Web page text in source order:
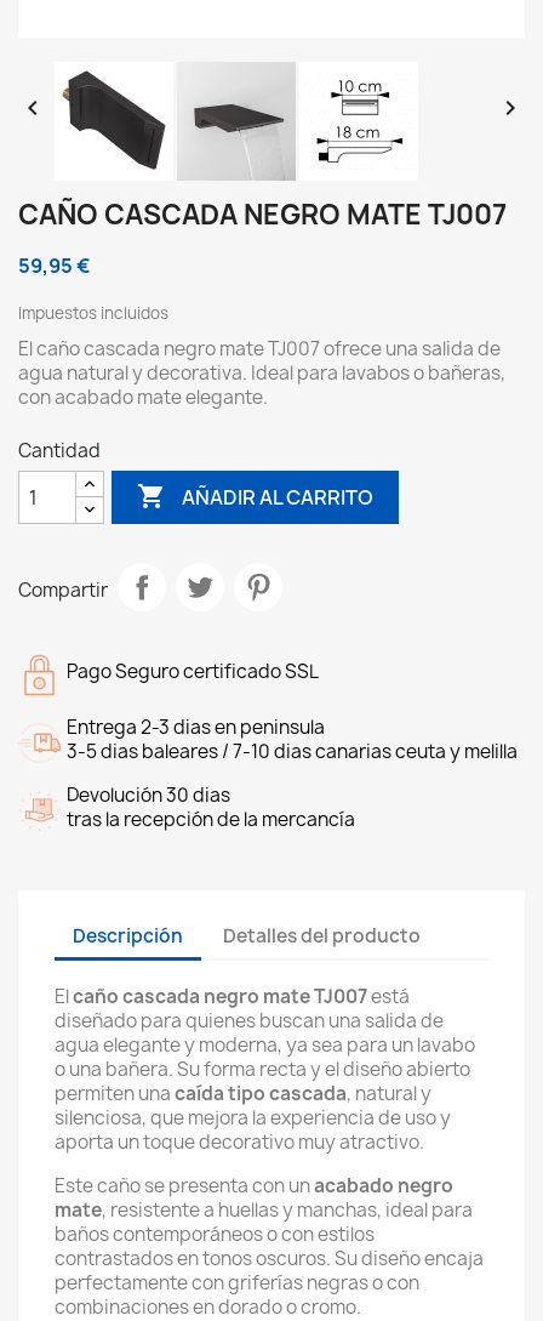
 
CAÑO CASCADA NEGRO MATE TJ007
59,95 €
Impuestos incluidos
El caño cascada negro mate TJ007 ofrece una salida de
agua natural y decorativa. Ideal para lavabos o bañeras,
con acabado mate elegante.
Cantidad
 AÑADIR AL CARRITO
Compartir
Pago Seguro certificado SSL
Entrega 2-3 dias en peninsula
3-5 dias baleares / 7-10 dias canarias ceuta y melilla
Devolución 30 dias
tras la recepción de la mercancía
Descripción Detalles del producto
Elcaño cascada negro mate TJ007está
diseñado para quienes buscan una salida de
agua elegante y moderna, ya sea para un lavabo
o una bañera. Su forma recta y el diseño abierto
permiten unacaída tipo cascada, natural y
silenciosa, que mejora la experiencia de uso y
aporta un toque decorativo muy atractivo.
Este caño se presenta con unacabado negro
mate, resistente a huellas y manchas, ideal para
baños contemporáneos o con estilos
contrastados en tonos oscuros. Su diseño encaja
perfectamente con griferías negras o con
combinaciones en dorado o cromo.